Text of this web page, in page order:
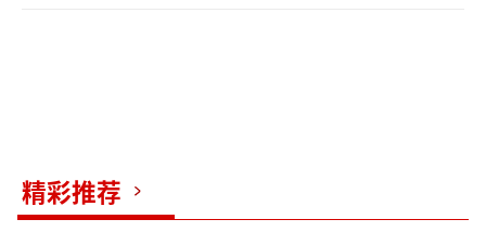
精彩推荐